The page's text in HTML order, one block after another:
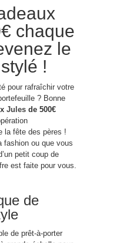
chaque
le
!
pour rafraîchir votre
? Bonne
Jules de 500€
la fête des pères !
fashion ou que vous
petit coup de
est faite pour vous.
de
de prêt-à-porter